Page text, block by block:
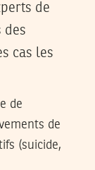
de
des
cas les
de
de
(suicide,